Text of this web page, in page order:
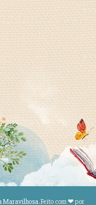
Maravilhosa. Feito com❤por